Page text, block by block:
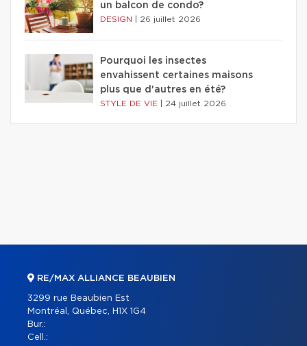
un balcon de condo?
DESIGN 26 juillet 2026
Pourquoi les insectes
envahissent certaines maisons
plus que d'autres en été?
STYLE DE VIE 24 juillet 2026
RE/MAX ALLIANCE BEAUBIEN
3299 rue Beaubien Est
Montréal, Québec, H1X 1G4
Bur.:
Cell.: